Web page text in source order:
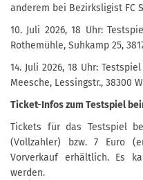
anderem bei Bezirksligist FC
10. Juli 2026, 18 Uhr:
Rothemühle, Suhkamp 25,
14. Juli 2026, 18 Uhr:
Meesche, Lessingstr., 38300
Ticket-Infos zum Testspiel
Tickets für das Testspiel
(Vollzahler) bzw. 7 Euro
Vorverkauf erhältlich. Es
werden.